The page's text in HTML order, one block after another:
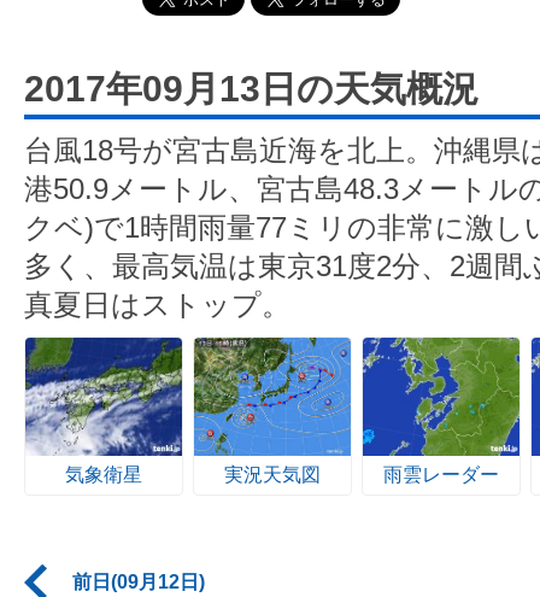
2017年09月13日の天気概況
台風18号が宮古島近海を北上。沖縄県
港50.9メートル、宮古島48.3メートル
クベ)で1時間雨量77ミリの非常に激し
多く、最高気温は東京31度2分、2週間
真夏日はストップ。
気象衛星 実況天気図 雨雲レーダー
前日(09月12日)